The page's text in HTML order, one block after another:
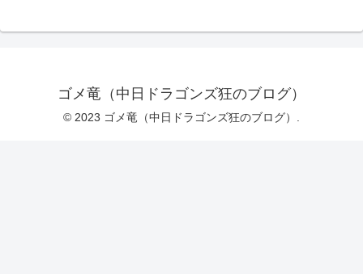
ゴメ竜（中日ドラゴンズ狂のブログ）
© 2023 ゴメ竜（中日ドラゴンズ狂のブログ）.